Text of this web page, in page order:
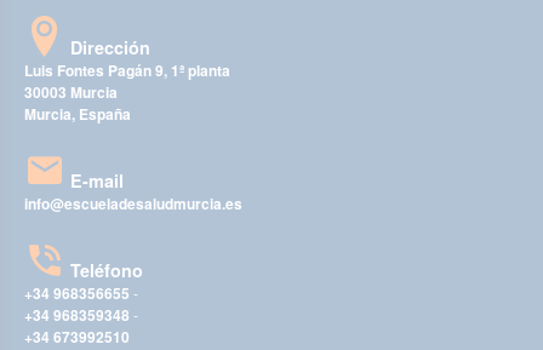
Dirección
Luis Fontes Pagán 9, 1ª planta
30003 Murcia
Murcia, España
E-mail
info@escueladesaludmurcia.es
Teléfono
+34 968356655 -
+34 968359348 -
+34 673992510